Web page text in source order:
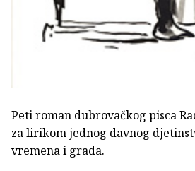
Peti roman dubrovačkog pisca
za lirikom jednog davnog
vremena i grada.